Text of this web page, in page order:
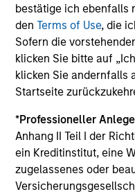
bestätige ich ebenfalls
denTerms of Use, die
Sofern die
klicken Sie bitte auf
klicken Sie andernfalls
Startseite
*Professioneller
Anhang II Teil I der
ein Kreditinstitut, eine
zugelassenes oder
ARTIKEL
Private Credit
Timely insights on
exploring the
investment